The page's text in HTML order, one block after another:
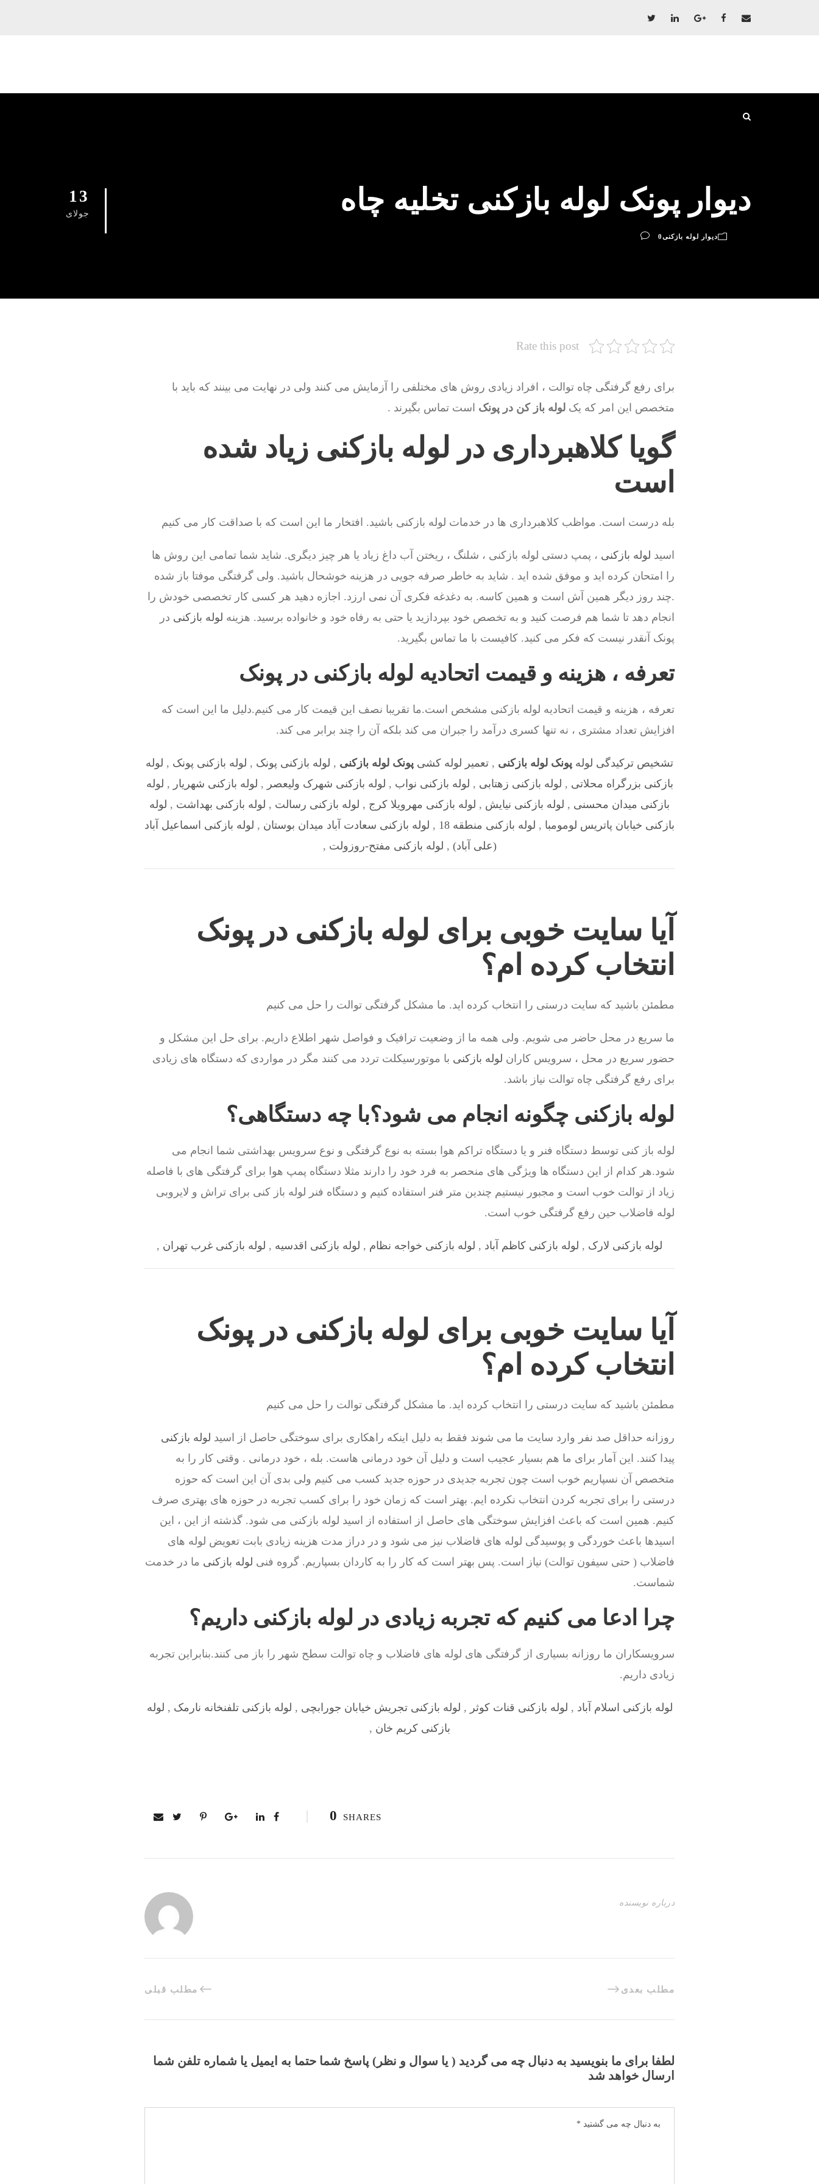
13
جولای دیوار پونک لوله بازکنی تخلیه چاه
دیوار لوله بازکنی0
Rate this post
برای رفع گرفتگی چاه توالت ، افراد زیادی روش های مختلفی را آزمایش می کنند ولی در نهایت می بینند که باید با
متخصص این امر که یک لوله باز کن در پونک است تماس بگیرند .
گویا کلاهبرداری در لوله بازکنی زیاد شده
است
بله درست است. مواظب کلاهبرداری ها در خدمات لوله بازکنی باشید. افتخار ما این است که با صداقت کار می کنیم
اسید لوله بازکنی ، پمپ دستی لوله بازکنی ، شلنگ ، ریختن آب داغ زیاد یا هر چیز دیگری. شاید شما تمامی این روش ها
را امتحان کرده اید و موفق شده اید . شاید به خاطر صرفه جویی در هزینه خوشحال باشید. ولی گرفتگی موفتا باز شده
.چند روز دیگر همین آش است و همین کاسه. به دغدغه فکری آن نمی ارزد. اجازه دهید هر کسی کار تخصصی خودش را
انجام دهد تا شما هم فرصت کنید و به تخصص خود بپردازید یا حتی به رفاه خود و خانواده برسید. هزینه لوله بازکنی در
پونک آنقدر نیست که فکر می کنید. کافیست با ما تماس بگیرید.
تعرفه ، هزینه و قیمت اتحادیه لوله بازکنی در پونک
تعرفه ، هزینه و قیمت اتحادیه لوله بازکنی مشخص است.ما تقریبا نصف این قیمت کار می کنیم.دلیل ما این است که
افزایش تعداد مشتری ، نه تنها کسری درآمد را جبران می کند بلکه آن را چند برابر می کند.
تشخیص ترکیدگی لوله پونک لوله بازکنی , تعمیر لوله کشی پونک لوله بازکنی , لوله بازکنی پونک , لوله بازکنی پونک , لوله
بازکنی بزرگراه محلاتی , لوله بازکنی زهتابی , لوله بازکنی نواب , لوله بازکنی شهرک ولیعصر , لوله بازکنی شهریار , لوله
بازکنی میدان محسنی , لوله بازکنی نیایش , لوله بازکنی مهرویلا کرج , لوله بازکنی رسالت , لوله بازکنی بهداشت , لوله
بازکنی خیابان پاتریس لومومبا , لوله بازکنی منطقه 18 , لوله بازکنی سعادت آباد میدان بوستان , لوله بازکنی اسماعیل آباد
(علی آباد) , لوله بازکنی مفتح-روزولت ,
آیا سایت خوبی برای لوله بازکنی در پونک
انتخاب کرده ام؟
مطمئن باشید که سایت درستی را انتخاب کرده اید. ما مشکل گرفتگی توالت را حل می کنیم
ما سریع در محل حاضر می شویم. ولی همه ما از وضعیت ترافیک و فواصل شهر اطلاع داریم. برای حل این مشکل و
حضور سریع در محل ، سرویس کاران لوله بازکنی با موتورسیکلت تردد می کنند مگر در مواردی که دستگاه های زیادی
برای رفع گرفتگی چاه توالت نیاز باشد.
لوله بازکنی چگونه انجام می شود؟با چه دستگاهی؟
لوله باز کنی توسط دستگاه فنر و یا دستگاه تراکم هوا بسته به نوع گرفتگی و نوع سرویس بهداشتی شما انجام می
شود.هر کدام از این دستگاه ها ویژگی های منحصر به فرد خود را دارند مثلا دستگاه پمپ هوا برای گرفتگی های با فاصله
زیاد از توالت خوب است و مجبور نیستیم چندین متر فنر استفاده کنیم و دستگاه فنر لوله باز کنی برای تراش و لایروبی
لوله فاضلاب حین رفع گرفتگی خوب است.
لوله بازکنی لارک , لوله بازکنی کاظم آباد , لوله بازکنی خواجه نظام , لوله بازکنی اقدسیه , لوله بازکنی غرب تهران ,
آیا سایت خوبی برای لوله بازکنی در پونک
انتخاب کرده ام؟
مطمئن باشید که سایت درستی را انتخاب کرده اید. ما مشکل گرفتگی توالت را حل می کنیم
روزانه حداقل صد نفر وارد سایت ما می شوند فقط به دلیل اینکه راهکاری برای سوختگی حاصل از اسید لوله بازکنی
پیدا کنند. این آمار برای ما هم بسیار عجیب است و دلیل آن خود درمانی هاست. بله ، خود درمانی . وقتی کار را به
متخصص آن نسپاریم خوب است چون تجربه جدیدی در حوزه جدید کسب می کنیم ولی بدی آن این است که حوزه
درستی را برای تجربه کردن انتخاب نکرده ایم. بهتر است که زمان خود را برای کسب تجربه در حوزه های بهتری صرف
کنیم. همین است که باعث افزایش سوختگی های حاصل از استفاده از اسید لوله بازکنی می شود. گذشته از این ، این
اسیدها باعث خوردگی و پوسیدگی لوله های فاضلاب نیز می شود و در دراز مدت هزینه زیادی بابت تعویض لوله های
فاضلاب ( حتی سیفون توالت) نیاز است. پس بهتر است که کار را به کاردان بسپاریم. گروه فنی لوله بازکنی ما در خدمت
شماست.
چرا ادعا می کنیم که تجربه زیادی در لوله بازکنی داریم؟
سرویسکاران ما روزانه بسیاری از گرفتگی های لوله های فاضلاب و چاه توالت سطح شهر را باز می کنند.بنابراین تجربه
زیادی داریم.
لوله بازکنی اسلام آباد , لوله بازکنی قنات کوثر , لوله بازکنی تجریش خیابان جورابچی , لوله بازکنی تلفنخانه نارمک , لوله
بازکنی کریم خان ,
0 SHARES
درباره نویسنده
مطلب قبلی مطلب بعدی
لطفا برای ما بنویسید به دنبال چه می گردید ( یا سوال و نظر) پاسخ شما حتما به ایمیل یا شماره تلفن شما
ارسال خواهد شد